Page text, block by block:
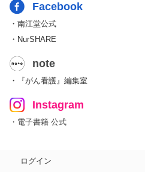
Facebook
・南江堂公式
・NurSHARE
note
・『がん看護』編集室
Instagram
・電子書籍 公式
ログイン